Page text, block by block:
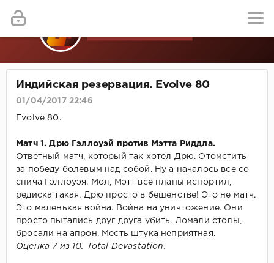
Индийская резервация. Evolve 80
01/04/2017 22:46
Evolve 80.
Матч 1. Дрю Гэллоуэй против Мэтта Риддла.
Ответный матч, который так хотел Дрю. Отомстить
за победу болевым над собой. Ну а началось все со
спича Гэллоуэя. Мол, Мэтт все планы испортил,
редиска такая. Дрю просто в бешенстве! Это не матч.
Это маленькая война. Война на уничтожение. Они
просто пытались друг друга убить. Ломали столы,
бросали на апрон. Месть штука неприятная.
Оценка 7 из 10. Total Devastation.